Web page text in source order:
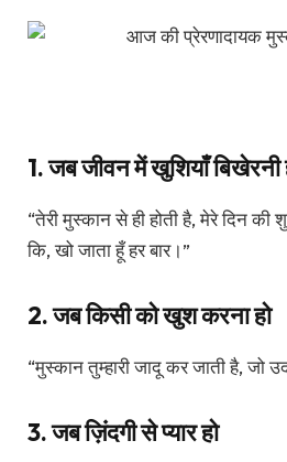
1. जब जीवन में खुशियाँ बिखेरनी
“तेरी मुस्कान से ही होती है, मेरे दिन
कि, खो जाता हूँ हर बार।”
2. जब किसी को खुश करना हो
“मुस्कान तुम्हारी जादू कर जाती है, जो
3. जब ज़िंदगी से प्यार हो